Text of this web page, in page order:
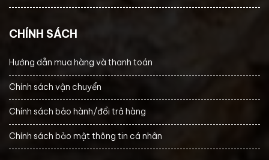
CHÍNH SÁCH
Hướng dẫn mua hàng và thanh toán
Chính sách vận chuyển
Chính sách bảo hành/đổi trả hàng
Chính sách bảo mật thông tin cá nhân